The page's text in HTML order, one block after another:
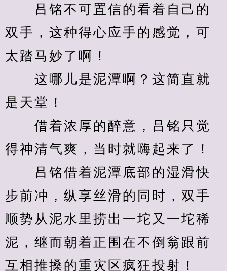
吕铭不可置信的看着自己的
双手，这种得心应手的感觉，可
太踏马妙了啊！
这哪儿是泥潭啊？这简直就
是天堂！
借着浓厚的醉意，吕铭只觉
得神清气爽，当时就嗨起来了！
吕铭借着泥潭底部的湿滑快
步前冲，纵享丝滑的同时，双手
顺势从泥水里捞出一坨又一坨稀
泥，继而朝着正围在不倒翁跟前
互相推搡的重灾区疯狂投射！